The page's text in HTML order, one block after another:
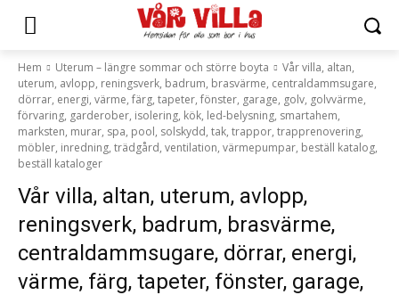
Hem Uterum – längre sommar och större boyta
Vår villa, altan,
uterum, avlopp, reningsverk, badrum, brasvärme, centraldammsugare,
dörrar, energi, värme, färg, tapeter, fönster, garage, golv, golvvärme,
förvaring, garderober, isolering, kök, led-belysning, smartahem,
marksten, murar, spa, pool, solskydd, tak, trappor, trapprenovering,
möbler, inredning, trädgård, ventilation, värmepumpar, beställ katalog,
beställ kataloger
Vår villa, altan, uterum, avlopp,
reningsverk, badrum, brasvärme,
centraldammsugare, dörrar, energi,
värme, färg, tapeter, fönster, garage,